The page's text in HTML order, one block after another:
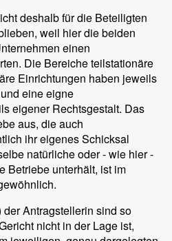
deshalb für die Beteiligten
weil hier die beiden
einen
Die Bereiche teilstationäre
Einrichtungen haben jeweils
eine eigne
eigener Rechtsgestalt. Das
aus, die auch
ihr eigenes Schicksal
natürliche oder - wie hier -
Betriebe unterhält, ist im
Antragstellerin sind so
nicht in der Lage ist,